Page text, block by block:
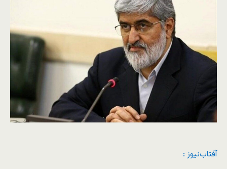
آفتاب‌‌نیوز :